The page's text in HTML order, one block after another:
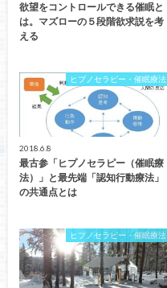
欲望をコントロールできる催眠と
は。マズローの５段階欲求説を考
える
ヒプノセラピー・催眠療法
2018.6.8
最古参「ヒプノセラピー（催眠療
法）」と最先端「認知行動療法」
の共通点とは
ヒプノセラピー・催眠療法